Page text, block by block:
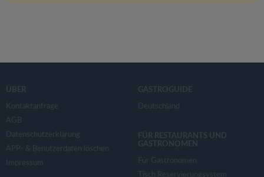
ÜBER
Kontaktanfrage
AGB
Datenschutzerklärung
APP- & Benutzerdaten löschen
Impressum
GASTROGUIDE
Deutschland
FÜR RESTAURANTS UND
GASTRONOMEN
Für Gastronomen
Tisch Reservierungsystem